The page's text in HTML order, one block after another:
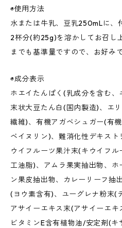
◉使用方法
水または牛乳、豆乳250mLに、
2杯分(約25g)を溶かしてお召し
までも基準量ですので、お好み
◉成分表示
ホエイたんぱく(乳成分を含む
末状大豆たん白(国内製造)、エ
繊維)、有機アガベシュガー(有
ベイヌリン)、難消化性デキス
ウイフルーツ果汁末(キウイフ
工油脂)、アムラ果実抽出物、
ン果皮抽出物、カレーリーフ抽
(ヨウ素含有)、ユーグレナ粉末(
アサイーエキス末(アサイーエキ
ビタミンE含有植物油/安定剤(キ